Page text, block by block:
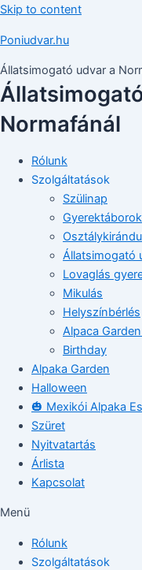
Skip to content
Poniudvar.hu
Állatsimogató udvar a
Normafánál
Rólunk
Szolgáltatások
Szülinap
Gyerektáborok
Állatsimogató
Lovaglás
Mikulás
Helyszínbérlés
Alpaca
Birthday
Alpaka Garden
Halloween
🎃 Mexikói Alpaka
Szüret
Nyitvatartás
Árlista
Kapcsolat
Menü
Rólunk
Szolgáltatások